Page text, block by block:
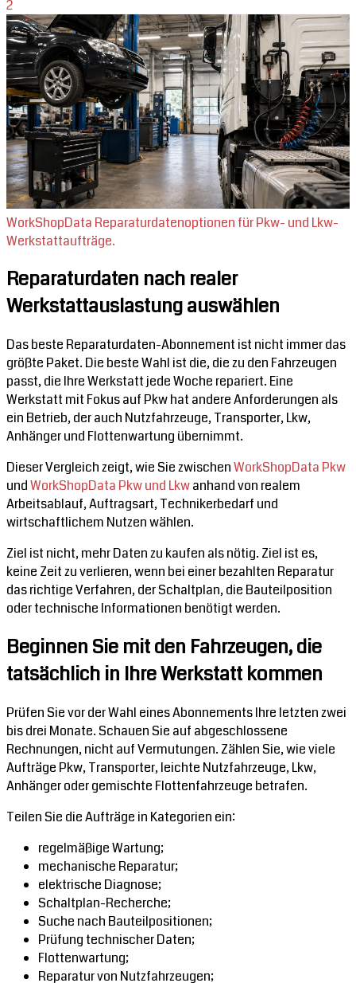
2
WorkShopData Reparaturdatenoptionen für Pkw- und Lkw-
Werkstattaufträge.
Reparaturdaten nach realer
Werkstattauslastung auswählen
Das beste Reparaturdaten-Abonnement ist nicht immer das
größte Paket. Die beste Wahl ist die, die zu den Fahrzeugen
passt, die Ihre Werkstatt jede Woche repariert. Eine
Werkstatt mit Fokus auf Pkw hat andere Anforderungen als
ein Betrieb, der auch Nutzfahrzeuge, Transporter, Lkw,
Anhänger und Flottenwartung übernimmt.
Dieser Vergleich zeigt, wie Sie zwischenWorkShopData Pkw
undWorkShopData Pkw und Lkwanhand von realem
Arbeitsablauf, Auftragsart, Technikerbedarf und
wirtschaftlichem Nutzen wählen.
Ziel ist nicht, mehr Daten zu kaufen als nötig. Ziel ist es,
keine Zeit zu verlieren, wenn bei einer bezahlten Reparatur
das richtige Verfahren, der Schaltplan, die Bauteilposition
oder technische Informationen benötigt werden.
Beginnen Sie mit den Fahrzeugen, die
tatsächlich in Ihre Werkstatt kommen
Prüfen Sie vor der Wahl eines Abonnements Ihre letzten zwei
bis drei Monate. Schauen Sie auf abgeschlossene
Rechnungen, nicht auf Vermutungen. Zählen Sie, wie viele
Aufträge Pkw, Transporter, leichte Nutzfahrzeuge, Lkw,
Anhänger oder gemischte Flottenfahrzeuge betrafen.
Teilen Sie die Aufträge in Kategorien ein:
regelmäßige Wartung;
mechanische Reparatur;
elektrische Diagnose;
Schaltplan-Recherche;
Suche nach Bauteilpositionen;
Prüfung technischer Daten;
Flottenwartung;
Reparatur von Nutzfahrzeugen;